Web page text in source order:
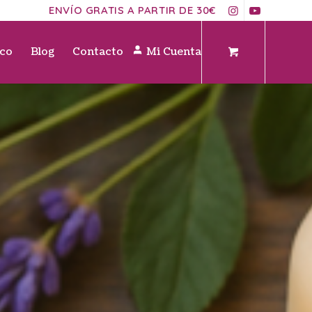
ENVÍO GRATIS A PARTIR DE 30€
Blog Contacto Mi Cuenta